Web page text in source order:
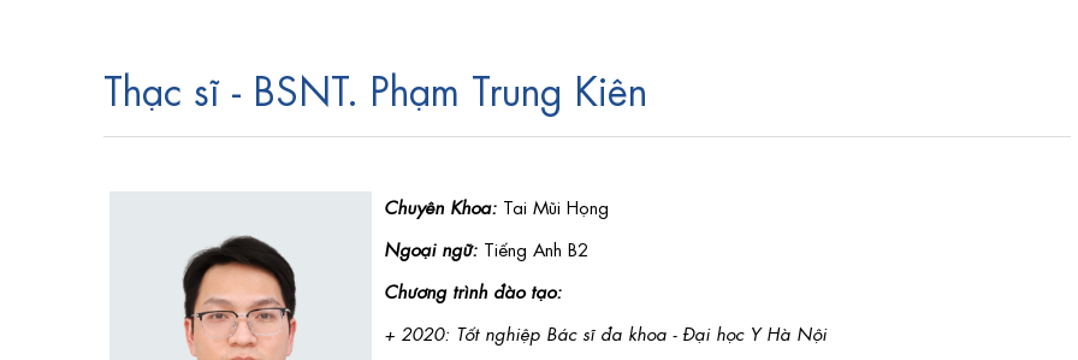
Thạc sĩ - BSNT. Phạm Trung Kiên
Chuyên Khoa: Tai Mũi Họng
Ngoại ngữ: Tiếng Anh B2
Chương trình đào tạo:
+ 2020: Tốt nghiệp Bác sĩ đa khoa - Đại học Y Hà Nội